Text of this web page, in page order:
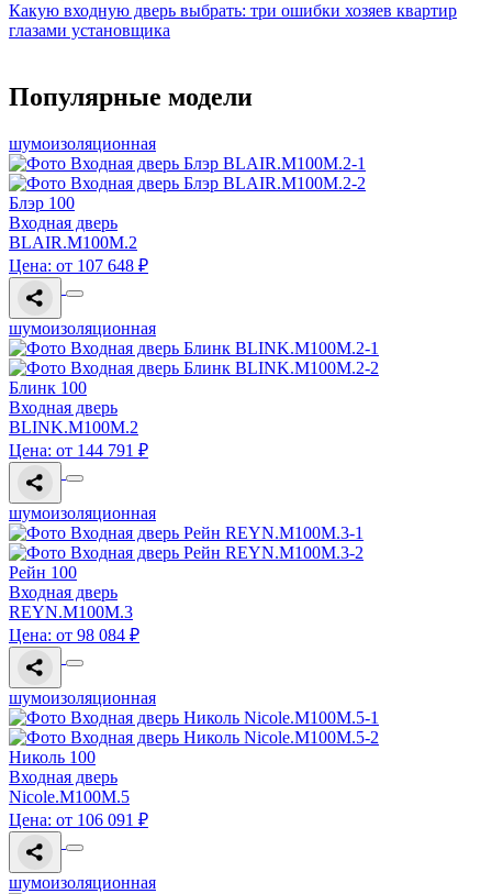
Какую входную дверь выбрать: три ошибки хозяев квартир
глазами установщика
Популярные модели
шумоизоляционная
Блэр 100
Входная дверь
BLAIR.M100M.2
Цена: от 107 648 ₽
шумоизоляционная
Блинк 100
Входная дверь
BLINK.M100M.2
Цена: от 144 791 ₽
шумоизоляционная
Рейн 100
Входная дверь
REYN.M100M.3
Цена: от 98 084 ₽
шумоизоляционная
Николь 100
Входная дверь
Nicole.M100M.5
Цена: от 106 091 ₽
шумоизоляционная